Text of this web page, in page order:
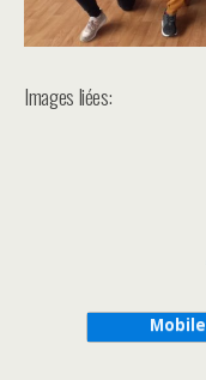
Images liées:
Mobile